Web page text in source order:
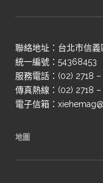
聯絡地址：台北市信
統一編號：54368453
服務電話：(02) 2718
傳真熱線：(02) 2718 –
電子信箱：
地圖